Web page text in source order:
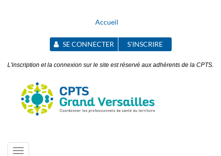
Accueil
SE CONNECTER S'INSCRIRE
L'inscription et la connexion sur le site est réservé aux adhérents de la CPTS.
Toggle